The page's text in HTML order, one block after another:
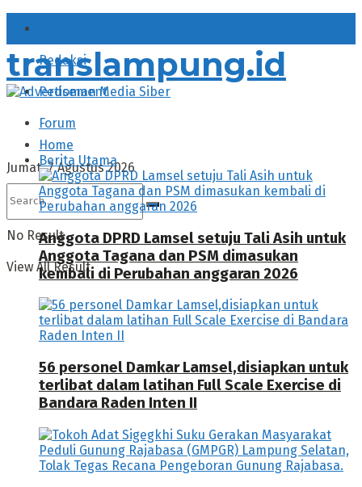
Redaksi
Pedoman Media Siber
Forum
Jumat, 7 Agustus 2026
No Result
View All Result
translampung.id
Home
Berita Utama
Anggota DPRD Lamsel setuju Tali Asih untuk
Anggota Tagana dan PSM dimasukan
kembali di Perubahan anggaran 2026
56 personel Damkar Lamsel,disiapkan untuk
terlibat dalam latihan Full Scale Exercise di
Bandara Raden Inten II